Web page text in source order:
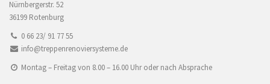
Nürnbergerstr. 52
36199 Rotenburg
0 66 23/ 91 77 55
info@treppenrenoviersysteme.de
Montag – Freitag von 8.00 – 16.00 Uhr oder nach Absprache